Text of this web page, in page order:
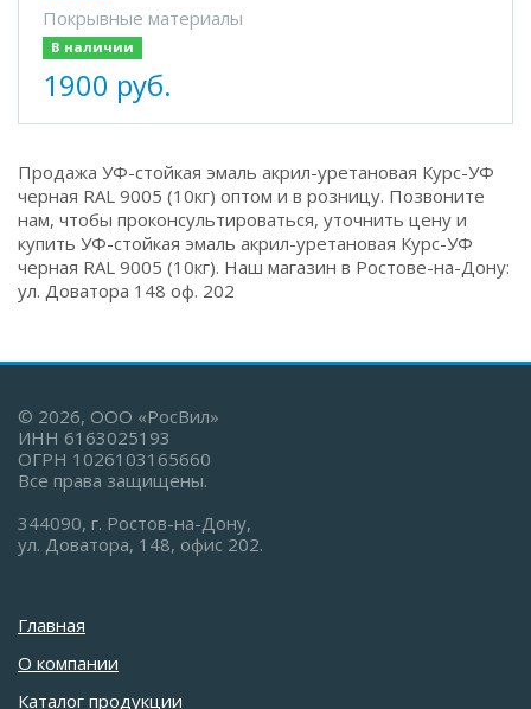
Покрывные материалы
В наличии
1900 руб.
Продажа УФ-стойкая эмаль акрил-уретановая Курс-УФ
черная RAL 9005 (10кг) оптом и в розницу. Позвоните
нам, чтобы проконсультироваться, уточнить цену и
купить УФ-стойкая эмаль акрил-уретановая Курс-УФ
черная RAL 9005 (10кг). Наш магазин в Ростове-на-Дону:
ул. Доватора 148 оф. 202
© 2026, ООО «РосВил»
ИНН 6163025193
ОГРН 1026103165660
Все права защищены.
344090, г. Ростов-на-Дону,
ул. Доватора, 148, офис 202.
Главная
О компании
Каталог продукции